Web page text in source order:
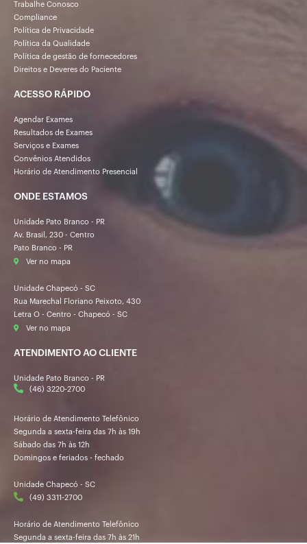
Trabalhe Conosco
Compliance
Política de Privacidade
Política da Qualidade
Política de gestão de fornecedores
Direitos e Deveres do Paciente
ACESSO RÁPIDO
Agendar Exames
Resultados de Exames
Serviços e Exames
Convênios Atendidos
Horário de Atendimento Presencial
ONDE ESTAMOS
Unidade Pato Branco - PR
Av. Brasil, 230 - Centro
Pato Branco - PR
Ver no mapa
Unidade Chapecó - SC
Rua Marechal Floriano Peixoto, 430
Letra O - Centro - Chapecó - SC
Ver no mapa
ATENDIMENTO AO CLIENTE
Unidade Pato Branco - PR
(46) 3220-2700
Horário de Atendimento Telefônico
Segunda a sexta-feira das 7h às 19h
Sábado das 7h às 12h
Domingos e feriados - fechado
Unidade Chapecó - SC
(49) 3311-2700
Horário de Atendimento Telefônico
Segunda a sexta-feira das 7h às 21h